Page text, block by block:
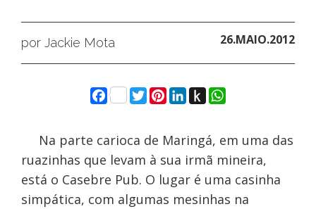
por Jackie Mota 26.MAIO.2012
Facebook
Twitter
Pinterest
LinkedIn
Push
to
WhatsApp
Na parte carioca de Maringá, em uma das
ruazinhas que levam à sua irmã mineira,
está o Casebre Pub. O lugar é uma casinha
simpática, com algumas mesinhas na